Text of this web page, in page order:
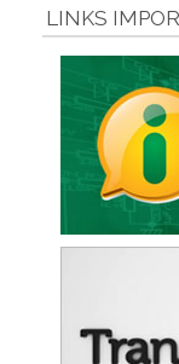
LINKS